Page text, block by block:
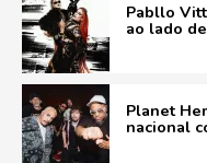
Pabllo
ao lado
Planet
nacional